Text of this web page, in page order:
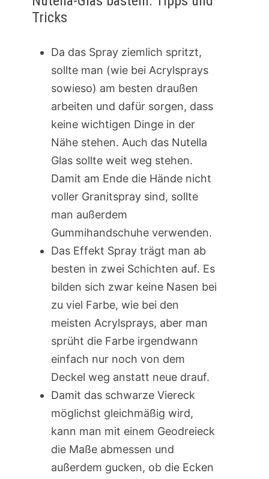
Tricks
Da das Spray ziemlich spritzt,
sollte man (wie bei Acrylsprays
sowieso) am besten draußen
arbeiten und dafür sorgen, dass
keine wichtigen Dinge in der
Nähe stehen. Auch das Nutella
Glas sollte weit weg stehen.
Damit am Ende die Hände nicht
voller Granitspray sind, sollte
man außerdem
Gummihandschuhe verwenden.
Das Effekt Spray trägt man ab
besten in zwei Schichten auf. Es
bilden sich zwar keine Nasen bei
zu viel Farbe, wie bei den
meisten Acrylsprays, aber man
sprüht die Farbe irgendwann
einfach nur noch von dem
Deckel weg anstatt neue drauf.
Damit das schwarze Viereck
möglichst gleichmäßig wird,
kann man mit einem Geodreieck
die Maße abmessen und
außerdem gucken, ob die Ecken